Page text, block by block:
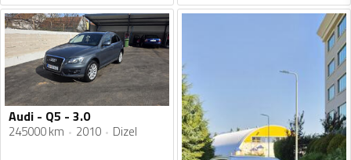
Audi - Q5 - 3.0
245000 km 2010 Dizel